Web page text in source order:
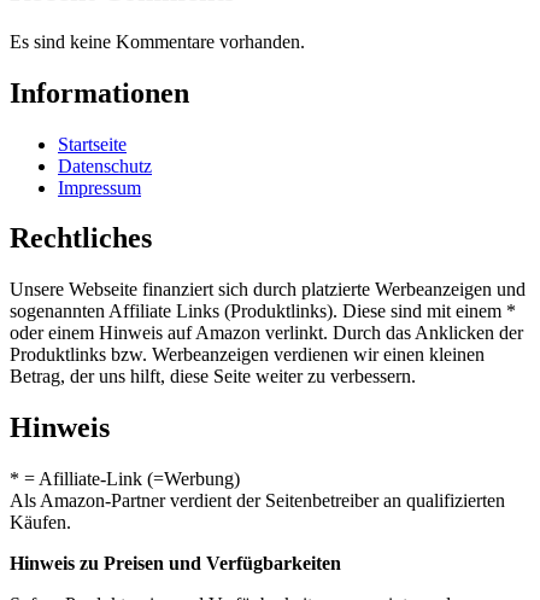
Es sind keine Kommentare vorhanden.
Informationen
Startseite
Datenschutz
Impressum
Rechtliches
Unsere Webseite finanziert sich durch platzierte Werbeanzeigen und
sogenannten Affiliate Links (Produktlinks). Diese sind mit einem *
oder einem Hinweis auf Amazon verlinkt. Durch das Anklicken der
Produktlinks bzw. Werbeanzeigen verdienen wir einen kleinen
Betrag, der uns hilft, diese Seite weiter zu verbessern.
Hinweis
* = Afilliate-Link (=Werbung)
Als Amazon-Partner verdient der Seitenbetreiber an qualifizierten
Käufen.
Hinweis zu Preisen und Verfügbarkeiten